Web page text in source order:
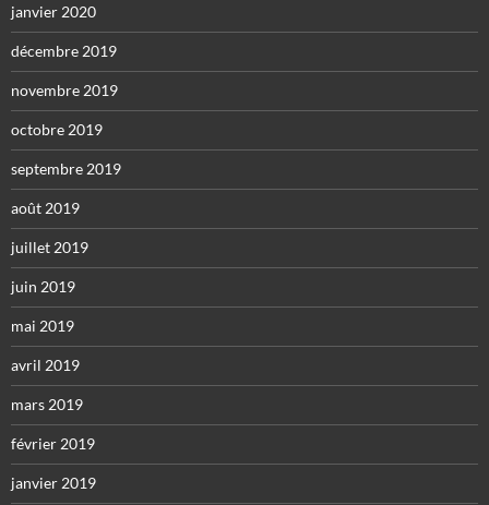
janvier 2020
décembre 2019
novembre 2019
octobre 2019
septembre 2019
août 2019
juillet 2019
juin 2019
mai 2019
avril 2019
mars 2019
février 2019
janvier 2019